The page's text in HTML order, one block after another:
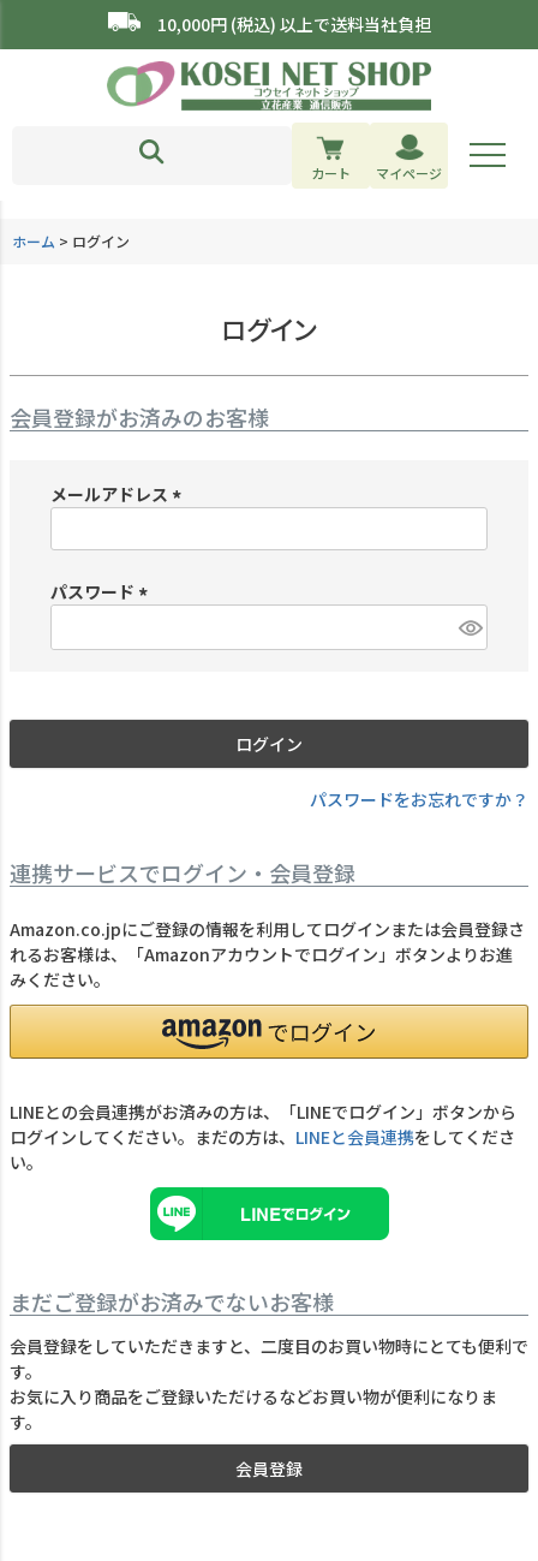
10,000円 (税込) 以上で送料当社負担
カート マイページ
ホーム ログイン
ログイン
会員登録がお済みのお客様
メールアドレス
必
)
パスワード
必
ログイン
パスワードをお忘れですか？
連携サービスでログイン・会員登録
Amazon.co.jpにご登録の情報を利用してログインまたは会員登録さ
れるお客様は、「Amazonアカウントでログイン」ボタンよりお進
みください。
LINEとの会員連携がお済みの方は、「LINEでログイン」ボタンから
ログインしてください。まだの方は、 LINEと会員連携をしてくださ
い。
まだご登録がお済みでないお客様
会員登録をしていただきますと、二度目のお買い物時にとても便利で
す。
お気に入り商品をご登録いただけるなどお買い物が便利になりま
す。
会員登録